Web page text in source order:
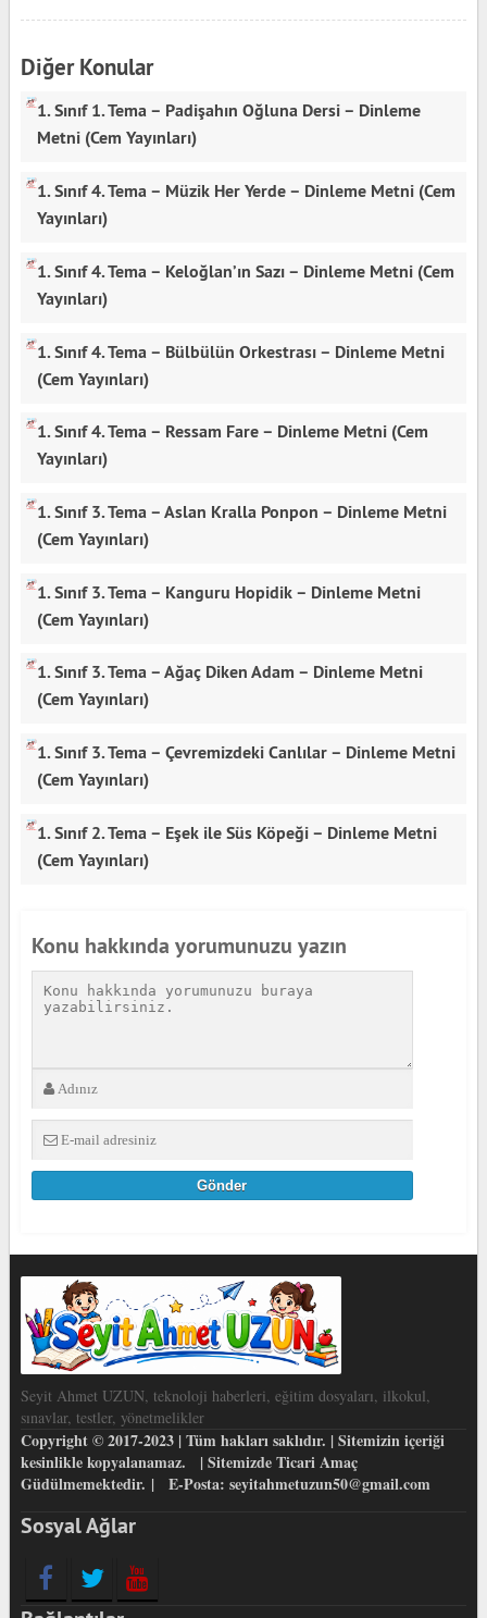
Diğer Konular
1. Sınıf 1. Tema – Padişahın Oğluna Dersi – Dinleme
Metni (Cem Yayınları)
1. Sınıf 4. Tema – Müzik Her Yerde – Dinleme Metni (Cem
Yayınları)
1. Sınıf 4. Tema – Keloğlan’ın Sazı – Dinleme Metni (Cem
Yayınları)
1. Sınıf 4. Tema – Bülbülün Orkestrası – Dinleme Metni
(Cem Yayınları)
1. Sınıf 4. Tema – Ressam Fare – Dinleme Metni (Cem
Yayınları)
1. Sınıf 3. Tema – Aslan Kralla Ponpon – Dinleme Metni
(Cem Yayınları)
1. Sınıf 3. Tema – Kanguru Hopidik – Dinleme Metni
(Cem Yayınları)
1. Sınıf 3. Tema – Ağaç Diken Adam – Dinleme Metni
(Cem Yayınları)
1. Sınıf 3. Tema – Çevremizdeki Canlılar – Dinleme Metni
(Cem Yayınları)
1. Sınıf 2. Tema – Eşek ile Süs Köpeği – Dinleme Metni
(Cem Yayınları)
Konu hakkında yorumunuzu yazın
Seyit Ahmet UZUN, teknoloji haberleri, eğitim dosyaları, ilkokul,
sınavlar, testler, yönetmelikler
Copyright © 2017-2023 | Tüm hakları saklıdır. | Sitemizin içeriği
kesinlikle kopyalanamaz. | Sitemizde Ticari Amaç
Güdülmemektedir. | E-Posta: seyitahmetuzun50@gmail.com
Sosyal Ağlar